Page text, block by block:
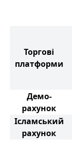
Торгові
платформи
Демо-
рахунок
Ісламський
рахунок